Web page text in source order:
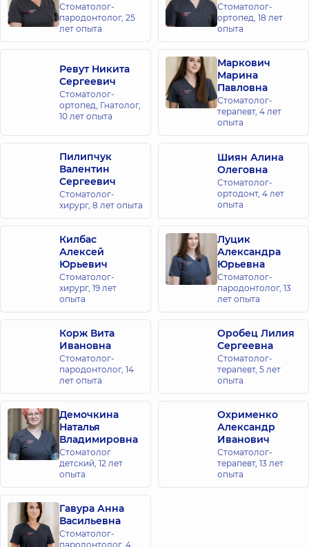
Стоматолог-
пародонтолог, 25
лет опыта
Стоматолог-
ортопед, 18 лет
опыта
Ревут Никита
Сергеевич
Стоматолог-
ортопед, Гнатолог,
10 лет опыта
Маркович
Марина
Павловна
Стоматолог-
терапевт, 4 лет
опыта
Пилипчук
Валентин
Сергеевич
Стоматолог-
хирург, 8 лет опыта
Шиян Алина
Олеговна
Стоматолог-
ортодонт, 4 лет
опыта
Килбас
Алексей
Юрьевич
Стоматолог-
хирург, 19 лет
опыта
Луцик
Александра
Юрьевна
Стоматолог-
пародонтолог, 13
лет опыта
Корж Вита
Ивановна
Стоматолог-
пародонтолог, 14
лет опыта
Оробец Лилия
Сергеевна
Стоматолог-
терапевт, 5 лет
опыта
Демочкина
Наталья
Владимировна
Стоматолог
детский, 12 лет
опыта
Охрименко
Александр
Иванович
Стоматолог-
терапевт, 13 лет
опыта
Гавура Анна
Васильевна
Стоматолог-
пародонтолог, 4